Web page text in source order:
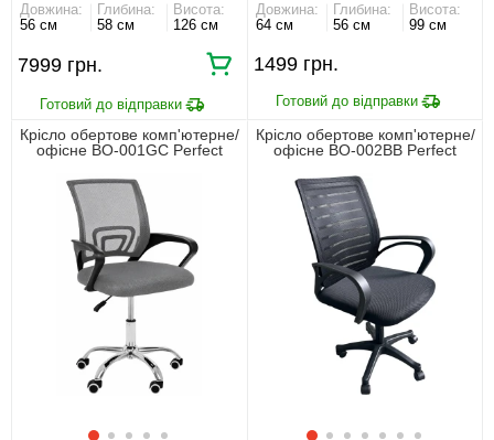
Довжина:
56 см
Глибина:
58 см
Висота:
126 см
7999
Довжина:
64 см
Глибина:
56 см
Висота:
99 см
1499
Крісло обертове комп'ютерне/
офісне BO-001GC Perfect
Крісло обертове комп'ютерне/
офісне BO-002BB Perfect